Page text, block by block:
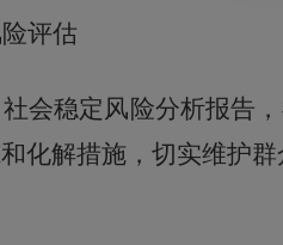
评估
社会稳定风险分析报告，
化解措施，切实维护群